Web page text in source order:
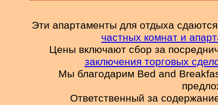
Эти апартаменты для отдыха
частных комнат и
Цены включают сбор за
заключения торговых
Мы благодарим Bed and
Ответственный за